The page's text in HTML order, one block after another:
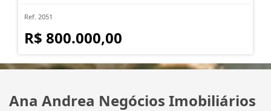
Ref. 2051
R$ 800.000,00
Ana Andrea Negócios Imobiliários